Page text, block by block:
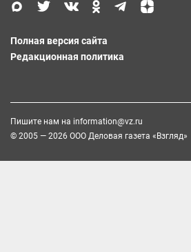
Полная версия сайта
Редакционная политика
Пишите нам на information@vz.ru
© 2005 — 2026 ООО Деловая газета «Взгляд»